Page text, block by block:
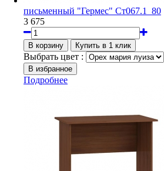
письменный "Гермес" Ст067.1_80
3 675
Выбрать цвет :
Подробнее